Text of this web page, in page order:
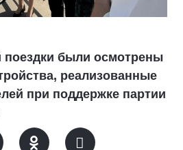
поездки были осмотрены
реализованные
при поддержке партии